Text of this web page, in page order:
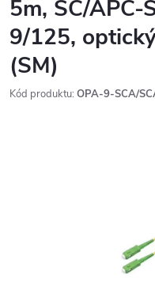
5m, SC/APC-
9/125,
(SM)
Kód produktu: OPA-9-SCA/